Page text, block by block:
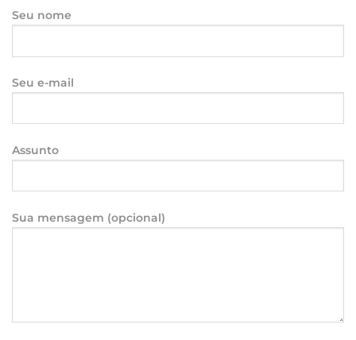
Seu nome
Seu e-mail
Assunto
Sua mensagem (opcional)